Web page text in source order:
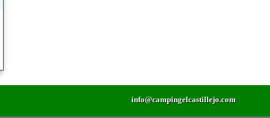
info@campingelcastillejo.com